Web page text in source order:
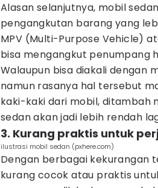
Alasan selanjutnya, mobil
pengangkutan barang yang
MPV (Multi-Purpose Vehicle)
bisa mengangkut penumpang
Walaupun bisa diakali dengan
namun rasanya hal tersebut
kaki-kaki dari mobil, ditambah
sedan akan jadi lebih rendah
3. Kurang praktis untuk
ilustrasi mobil sedan (pxhere.com)
Dengan berbagai kekurangan
kurang cocok atau praktis